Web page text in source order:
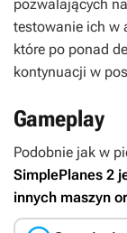
pozwalających
testowanie ich w
które po ponad
kontynuacji w
Gameplay
Podobnie jak w
SimplePlanes 2
innych maszyn